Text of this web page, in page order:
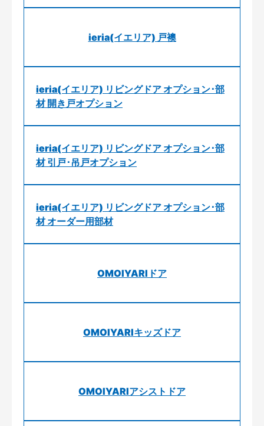
ieria(イエリア) 戸襖
ieria(イエリア) リビングドア オプション･部
材 開き戸オプション
ieria(イエリア) リビングドア オプション･部
材 引戸･吊戸オプション
ieria(イエリア) リビングドア オプション･部
材 オーダー用部材
OMOIYARIドア
OMOIYARIキッズドア
OMOIYARIアシストドア